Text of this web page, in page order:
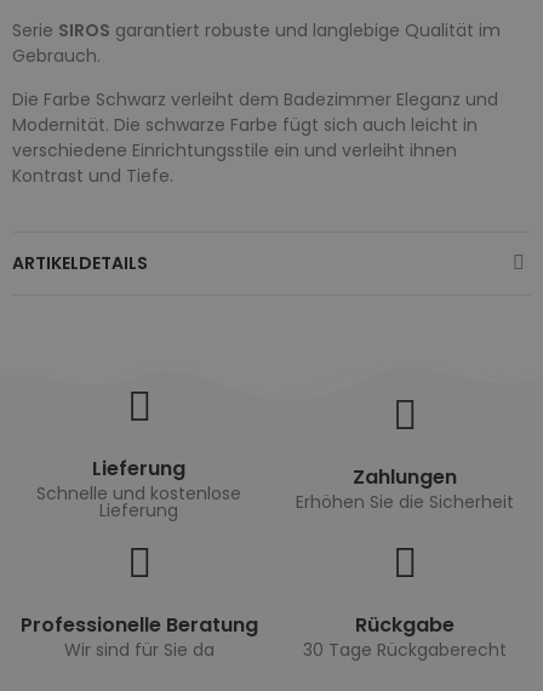
Serie SIROS garantiert robuste und langlebige Qualität im
Gebrauch.
Die Farbe Schwarz verleiht dem Badezimmer Eleganz und
Modernität. Die schwarze Farbe fügt sich auch leicht in
verschiedene Einrichtungsstile ein und verleiht ihnen
Kontrast und Tiefe.
ARTIKELDETAILS
Lieferung
Schnelle und kostenlose
Lieferung
Zahlungen
Erhöhen Sie die Sicherheit
Professionelle Beratung
Wir sind für Sie da
Rückgabe
30 Tage Rückgaberecht